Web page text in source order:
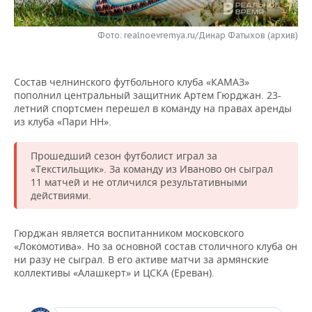
НЕФТЕХИМИЯ
ЭНЕРГЕТИКА
РОЗНИЧНАЯ ТОРГОВЛЯ
УСЛУГИ
НОВОСТИ ТЕХНОЛОГИЙ
МЕДИА
ТЕЛЕКОММУНИКАЦИИ
МЕРОПРИЯТИЯ
ВЫЕЗДНАЯ РЕДАКЦИЯ
БИЗНЕС-БРАНЧИ
ONLINE-КОНФЕРЕНЦИИ
ОТКРЫТАЯ ЛЕКЦИЯ
НОВОСТИ СПОРТА
ФУТБОЛ
ХОККЕЙ
БАСКЕТБОЛ
КИБЕРСПОРТ
ФИГУРНОЕ КАТАНИЕ
ОБЩЕСТВО
НОВОСТИ ОБЩЕСТВА
ВЛАСТЬ
ИНФРАСТРУКТУРА
КУЛЬТУРА
ФОТОГАЛЕРЕЯ
СЮЖЕТЫ
СПРАВОЧНИК
СПИСОК КОМПАНИЙ
Фото: realnoevremya.ru/Динар Фатыхов (архив)
Состав челнинского футбольного клуба «КАМАЗ»
пополнил центральный защитник Артем Гюрджан. 23-
летний спортсмен перешел в команду на правах аренды
из клуба «Пари НН».
Прошедший сезон футболист играл за
«Текстильщик». За команду из Иваново он сыграл
11 матчей и не отличился результативными
действиями.
Гюрджан является воспитанником московского
«Локомотива». Но за основной состав столичного клуба он
ни разу не сыграл. В его активе матчи за армянские
коллективы «Алашкерт» и ЦСКА (Ереван).